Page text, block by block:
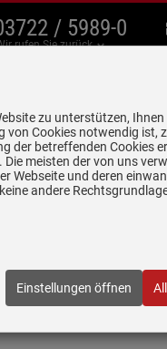
/ 5989-0
rufen Sie zurück
Produkte
50 SU Steam - 3325 01
schreiben
zu unterstützen,
von Cookies notwendig ist,
der betreffenden Cookies
meisten der von uns
Webseite und deren
andere
Einstellungen öffnen